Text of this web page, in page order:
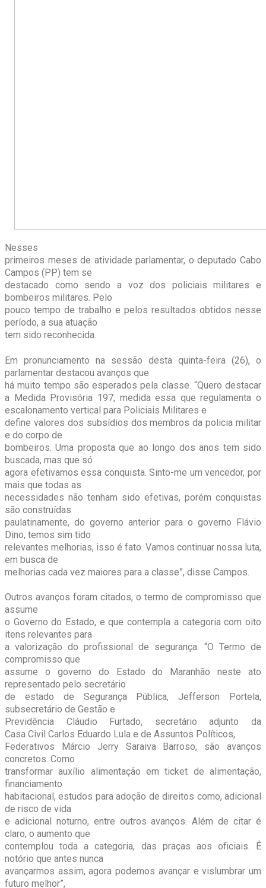
Nesses
primeiros meses de atividade parlamentar, o deputado Cabo
Campos (PP) tem se
destacado como sendo a voz dos policiais militares e
bombeiros militares. Pelo
pouco tempo de trabalho e pelos resultados obtidos nesse
período, a sua atuação
tem sido reconhecida.
Em pronunciamento na sessão desta quinta-feira (26), o
parlamentar destacou avanços que
há muito tempo são esperados pela classe. “Quero destacar
a Medida Provisória 197, medida essa que regulamenta o
escalonamento vertical para Policiais Militares e
define valores dos subsídios dos membros da policia militar
e do corpo de
bombeiros. Uma proposta que ao longo dos anos tem sido
buscada, mas que só
agora efetivamos essa conquista. Sinto-me um vencedor, por
mais que todas as
necessidades não tenham sido efetivas, porém conquistas
são construídas
paulatinamente, do governo anterior para o governo Flávio
Dino, temos sim tido
relevantes melhorias, isso é fato. Vamos continuar nossa luta,
em busca de
melhorias cada vez maiores para a classe”, disse Campos.
Outros avanços foram citados, o termo de compromisso que
assume
o Governo do Estado, e que contempla a categoria com oito
itens relevantes para
a valorização do profissional de segurança. “O Termo de
compromisso que
assume o governo do Estado do Maranhão neste ato
representado pelo secretário
de estado de Segurança Pública, Jefferson Portela,
subsecretário de Gestão e
Previdência Cláudio Furtado, secretário adjunto da
Casa Civil Carlos Eduardo Lula e de Assuntos Políticos,
Federativos Márcio Jerry Saraiva Barroso, são avanços
concretos. Como
transformar auxílio alimentação em ticket de alimentação,
financiamento
habitacional, estudos para adoção de direitos como, adicional
de risco de vida
e adicional noturno, entre outros avanços. Além de citar é
claro, o aumento que
contemplou toda a categoria, das praças aos oficiais. É
notório que antes nunca
avançarmos assim, agora podemos avançar e vislumbrar um
futuro melhor”,